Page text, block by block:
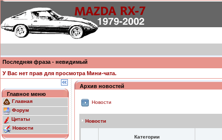
Последняя фраза - невидимый
У Вас нет прав для просмотра Мини-чата.
Главное меню
Главная
Форум
Цитаты
Новости
Архив новостей
Новости
Новости
Категории